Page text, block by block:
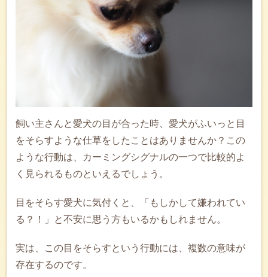
飼い主さんと愛犬の目が合った時、愛犬がふいっと目
をそらすような仕草をしたことはありませんか？この
ような行動は、カーミングシグナルの一つで比較的よ
く見られるものといえるでしょう。
目をそらす愛犬に気付くと、「もしかして嫌われてい
る？！」と不安に思う方もいるかもしれません。
実は、この目をそらすという行動には、複数の意味が
存在するのです。